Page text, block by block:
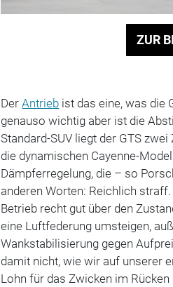
ZUR
DerAntrieb ist das eine, was die
genauso wichtig aber ist die
Standard-SUV liegt der GTS
die dynamischen Cayenne-
Dämpferregelung, die – so
anderen Worten: Reichlich
Betrieb recht gut über den
eine Luftfederung umsteigen,
Wankstabilisierung gegen
damit nicht, wie wir auf unserer
Lohn für das Zwicken im